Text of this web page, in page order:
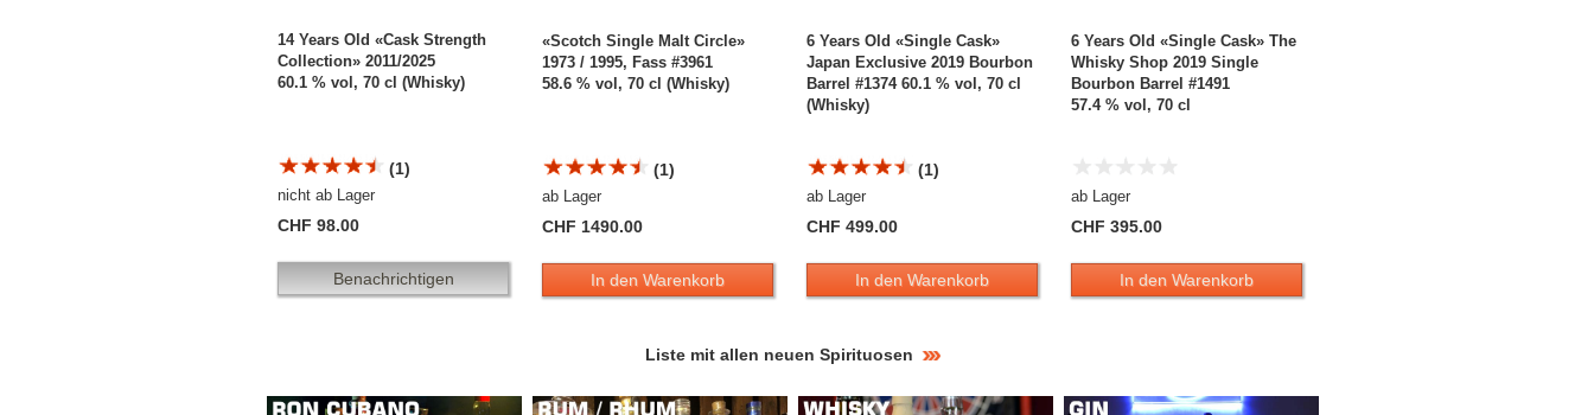
14 Years Old «Cask Strength
Collection» 2011/2025
60.1 % vol, 70 cl (Whisky)
(1)
nicht ab Lager
CHF 98.00
Benachrichtigen
«Scotch Single Malt Circle»
1973 / 1995, Fass #3961
58.6 % vol, 70 cl (Whisky)
(1)
ab Lager
CHF 1490.00
In den Warenkorb
6 Years Old «Single Cask»
Japan Exclusive 2019 Bourbon
Barrel #1374 60.1 % vol, 70 cl
(Whisky)
(1)
ab Lager
CHF 499.00
In den Warenkorb
6 Years Old «Single Cask» The
Whisky Shop 2019 Single
Bourbon Barrel #1491
57.4 % vol, 70 cl
ab Lager
CHF 395.00
In den Warenkorb
Liste mit allen neuen Spirituosen